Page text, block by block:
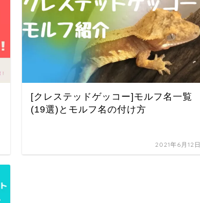
[クレステッドゲッコー]モルフ名一覧
(19選)とモルフ名の付け方
2021年6月12日